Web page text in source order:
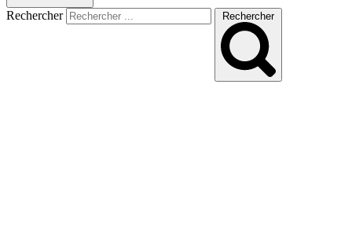
Rechercher Rechercher